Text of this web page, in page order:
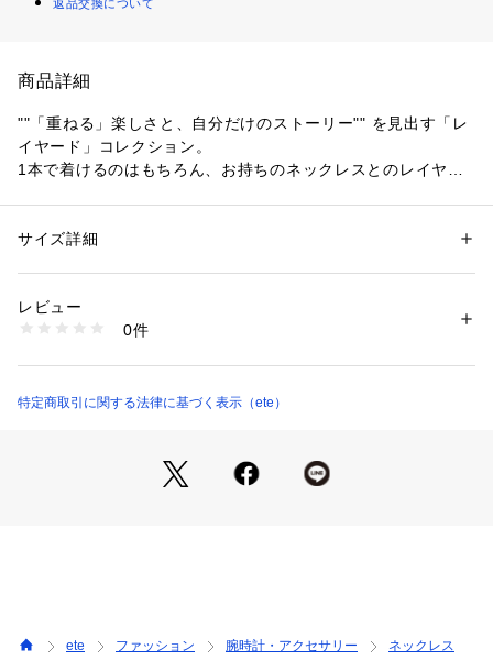
返品交換について
商品詳細
""「重ねる」楽しさと、自分だけのストーリー"" を見出す「レ
イヤード」コレクション。
1本で着けるのはもちろん、お持ちのネックレスとのレイヤー
滑らかな面が美しく連なる、ベネチアンチェーンのセミロング
光の線を引いたように、シャープな印象をつくります。
シンプルな装いにさらりと合わせるだけで、凛と洗練された印
ゆったりとしたドレープが、程よくこなれ感のある着こなしを
性別：レディース
素材：シルバー:SV925+ロジウムコーティング(ニッケルフリー) / イエロ
生産国：製造国：日本
1810000003381
サイズ詳細
レビュー
0件
特定商取引に関する法律に基づく表示（ete）
ete ファッション 腕時計・アクセサリー
ネックレス